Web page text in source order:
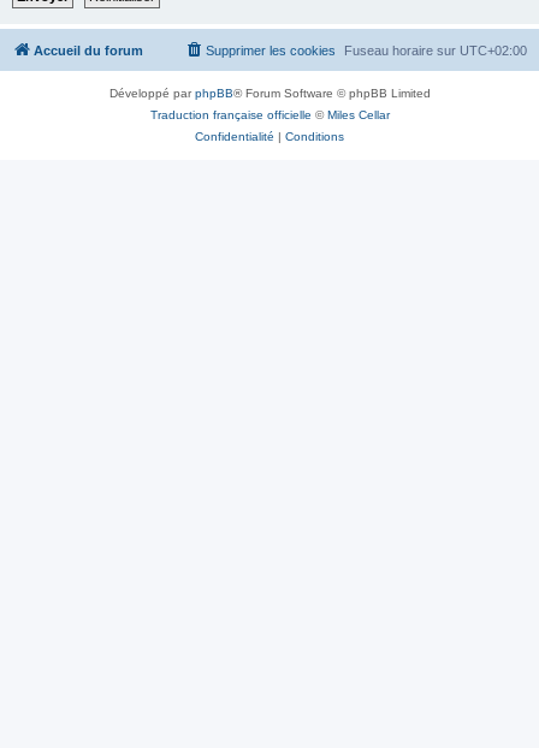
Accueil du forum Fuseau horaire sur UTC+02:00
Supprimer les cookies
Développé parphpBB® Forum Software © phpBB Limited
Traduction française officielle ©Miles Cellar
Confidentialité | Conditions